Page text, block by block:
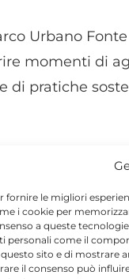
fornire le migliori
i cookie per
a queste
personali come il
sito e di mostrare
il consenso può
Urbano
momenti di
di pratiche
zero, con
territorio di